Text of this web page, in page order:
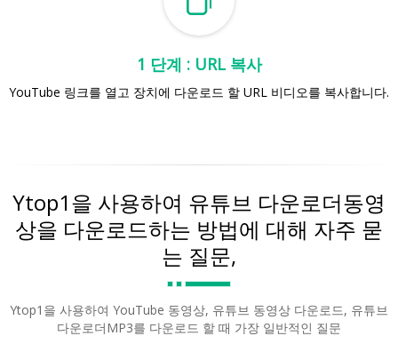
1 단계 : URL 복사
YouTube 링크를 열고 장치에 다운로드 할 URL 비디오를 복사합니다.
Ytop1을 사용하여 유튜브 다운로더동영
상을 다운로드하는 방법에 대해 자주 묻
는 질문,
Ytop1을 사용하여 YouTube 동영상, 유튜브 동영상 다운로드, 유튜브
다운로더MP3를 다운로드 할 때 가장 일반적인 질문